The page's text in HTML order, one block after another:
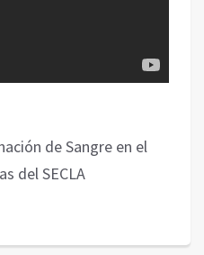
de Sangre en el
del SECLA